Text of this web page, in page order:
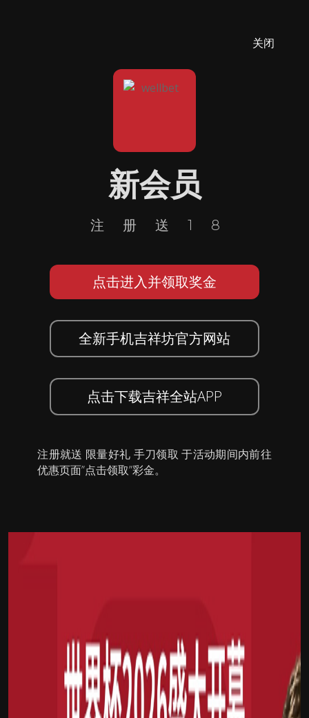
关闭
新会员
注册送18
点击进入并领取奖金
全新手机吉祥坊官方网站
点击下载吉祥全站APP
注册就送 限量好礼 手刀领取 于活动期间内前往
优惠页面”点击领取”彩金。